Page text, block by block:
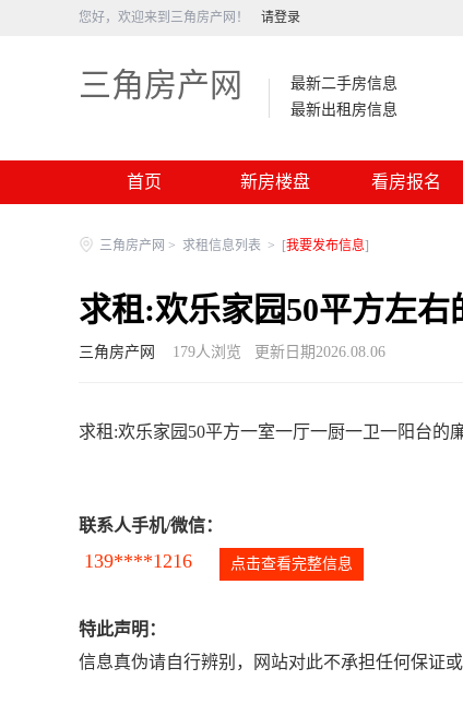
您好，欢迎来到三角房产网！ 请登录
三角房产网
最新二手房信息
最新出租房信息
首页 新房楼盘 看房报名
三角房产网 > 求租信息列表 > [我要发布信息]
求租:欢乐家园50平方左
三角房产网 179人浏览 更新日期2026.08.06
求租:欢乐家园50平方一室一厅一厨一卫一阳台的
联系人手机/微信：
139****1216 点击查看完整信息
特此声明：
信息真伪请自行辨别，网站对此不承担任何保证